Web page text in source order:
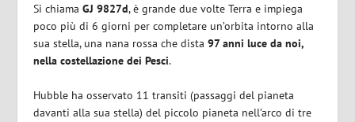
Si chiamaGJ 9827d, è grande due volte Terra e impiega
poco più di 6 giorni per completare un’orbita intorno alla
sua stella, una nana rossa che dista 97 anni luce da noi,
nella costellazione dei Pesci.
Hubble ha osservato 11 transiti (passaggi del pianeta
davanti alla sua stella) del piccolo pianeta nell’arco di tre